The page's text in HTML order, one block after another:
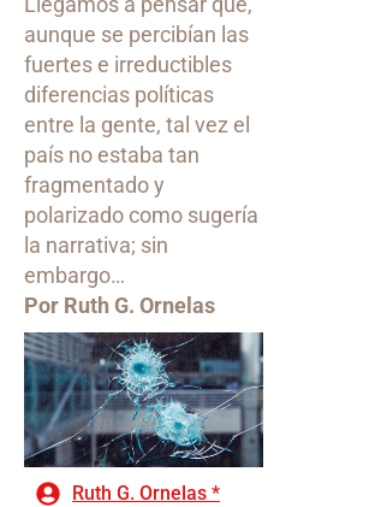
aunque se percibían las
fuertes e irreductibles
diferencias políticas
entre la gente, tal vez el
país no estaba tan
fragmentado y
polarizado como sugería
la narrativa; sin
embargo…
Por Ruth G. Ornelas
Ruth G. Ornelas *